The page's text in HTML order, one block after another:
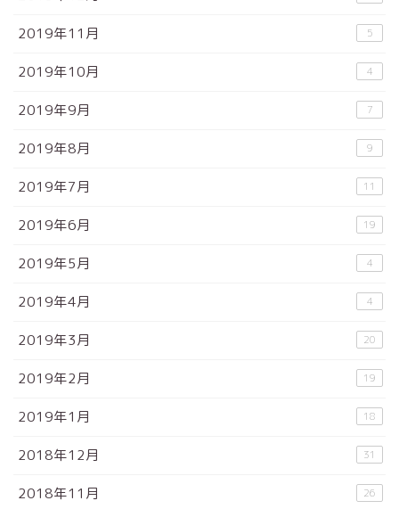
2019年11月 5
2019年10月 4
2019年9月 7
2019年8月 9
2019年7月 11
2019年6月 19
2019年5月 4
2019年4月 4
2019年3月 20
2019年2月 19
2019年1月 18
2018年12月 31
2018年11月 26